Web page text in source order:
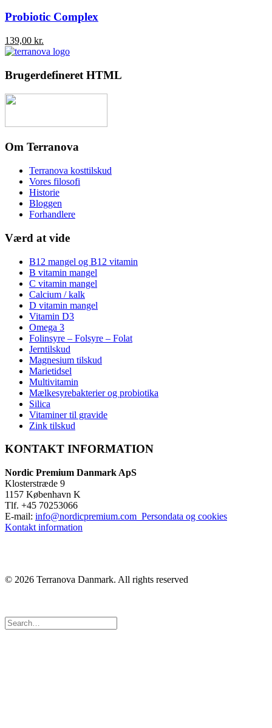
Probiotic Complex
139,00 kr.
Brugerdefineret HTML
Om Terranova
Terranova kosttilskud
Vores filosofi
Historie
Bloggen
Forhandlere
Værd at vide
B12 mangel og B12 vitamin
B vitamin mangel
C vitamin mangel
Calcium / kalk
D vitamin mangel
Vitamin D3
Omega 3
Folinsyre – Folsyre – Folat
Jerntilskud
Magnesium tilskud
Marietidsel
Multivitamin
Mælkesyrebakterier og probiotika
Silica
Vitaminer til gravide
Zink tilskud
KONTAKT INFORMATION
Nordic Premium Danmark ApS
Klosterstræde 9
1157 København K
Tlf. +45 70253066
E-mail: info@nordicpremium.com Persondata og cookies
Kontakt information
© 2026 Terranova Danmark. All rights reserved